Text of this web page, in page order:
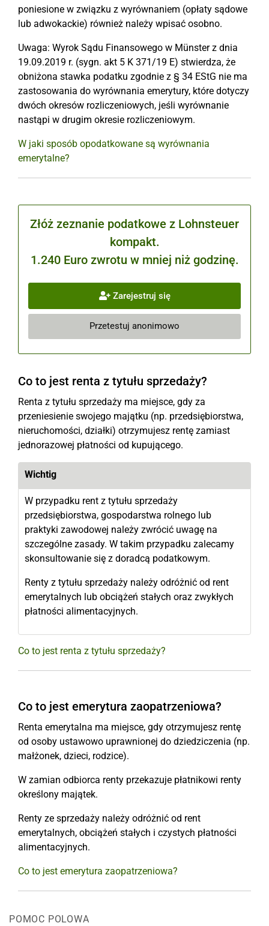
poniesione w związku z wyrównaniem (opłaty sądowe
lub adwokackie) również należy wpisać osobno.
Uwaga: Wyrok Sądu Finansowego w Münster z dnia
19.09.2019 r. (sygn. akt 5 K 371/19 E) stwierdza, że
obniżona stawka podatku zgodnie z § 34 EStG nie ma
zastosowania do wyrównania emerytury, które dotyczy
dwóch okresów rozliczeniowych, jeśli wyrównanie
nastąpi w drugim okresie rozliczeniowym.
W jaki sposób opodatkowane są wyrównania
emerytalne?
Złóż zeznanie podatkowe z Lohnsteuer
kompakt.
1.240 Euro zwrotu w mniej niż godzinę.
Zarejestruj się
Przetestuj anonimowo
Co to jest renta z tytułu sprzedaży?
Renta z tytułu sprzedaży ma miejsce, gdy za
przeniesienie swojego majątku (np. przedsiębiorstwa,
nieruchomości, działki) otrzymujesz rentę zamiast
jednorazowej płatności od kupującego.
Wichtig
W przypadku rent z tytułu sprzedaży
przedsiębiorstwa, gospodarstwa rolnego lub
praktyki zawodowej należy zwrócić uwagę na
szczególne zasady. W takim przypadku zalecamy
skonsultowanie się z doradcą podatkowym.
Renty z tytułu sprzedaży należy odróżnić od rent
emerytalnych lub obciążeń stałych oraz zwykłych
płatności alimentacyjnych.
Co to jest renta z tytułu sprzedaży?
Co to jest emerytura zaopatrzeniowa?
Renta emerytalna ma miejsce, gdy otrzymujesz rentę
od osoby ustawowo uprawnionej do dziedziczenia (np.
małżonek, dzieci, rodzice).
W zamian odbiorca renty przekazuje płatnikowi renty
określony majątek.
Renty ze sprzedaży należy odróżnić od rent
emerytalnych, obciążeń stałych i czystych płatności
alimentacyjnych.
Co to jest emerytura zaopatrzeniowa?
POMOC POLOWA